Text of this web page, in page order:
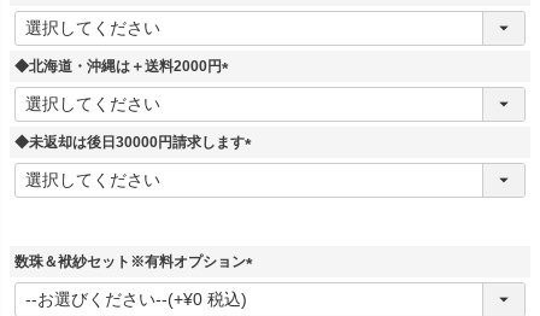
(
須
◆北海道・沖縄は＋送料2000円
(
須
◆未返却は後日30000円請求します
(
数珠＆袱紗セット※有料オプション
(